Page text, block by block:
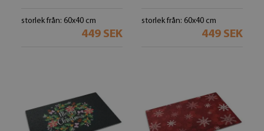
storlek från: 60x40 cm
449 SEK
storlek från: 60x40 cm
449 SEK